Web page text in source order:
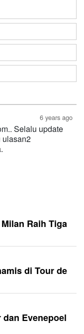
6 years ago
Selalu update
ulasan2
Raih Tiga
di Tour de
Evenepoel